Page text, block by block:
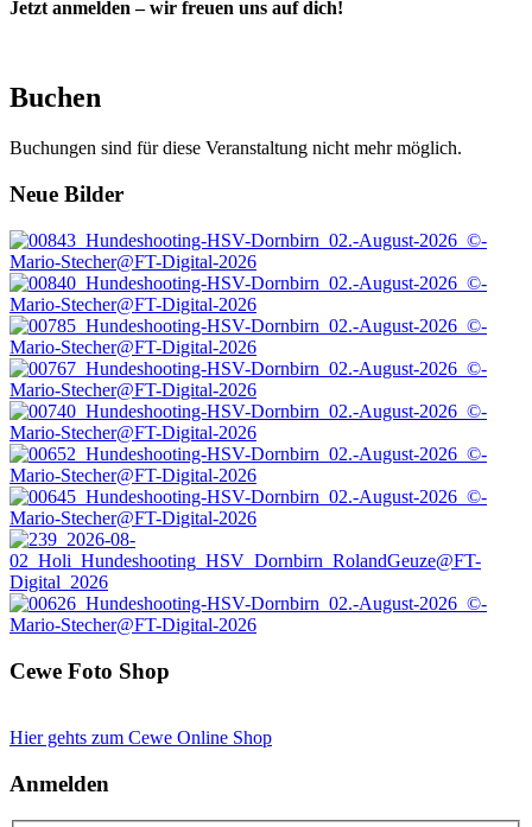
Jetzt anmelden – wir freuen uns auf dich!
Buchen
Buchungen sind für diese Veranstaltung nicht mehr möglich.
Footer
Neue Bilder
Cewe Foto Shop
Hier gehts zum Cewe Online Shop
Anmelden